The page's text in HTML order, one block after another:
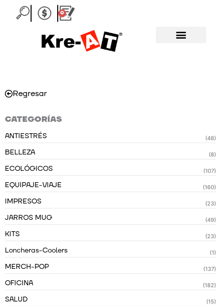
0
Carrito
Regresar
CATEGORÍAS
ANTIESTRÉS (48)
BELLEZA (8)
ECOLÓGICOS (107)
EQUIPAJE-VIAJE (160)
IMPRESOS (23)
JARROS MUG (49)
KITS (23)
Loncheras-Coolers (1)
MERCH-POP (137)
OFICINA (182)
SALUD (15)